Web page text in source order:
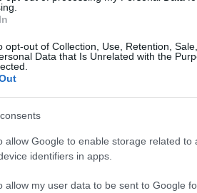
opt-out of Collection, Use, Retention,
Data that Is Unrelated with the
allow Google to enable storage related to
identifiers in apps.
allow my user data to be sent to Google
tvil om at gode ski, med
Det må gås fortere skal
preget av rutinemessige
– håper jeg skal gi